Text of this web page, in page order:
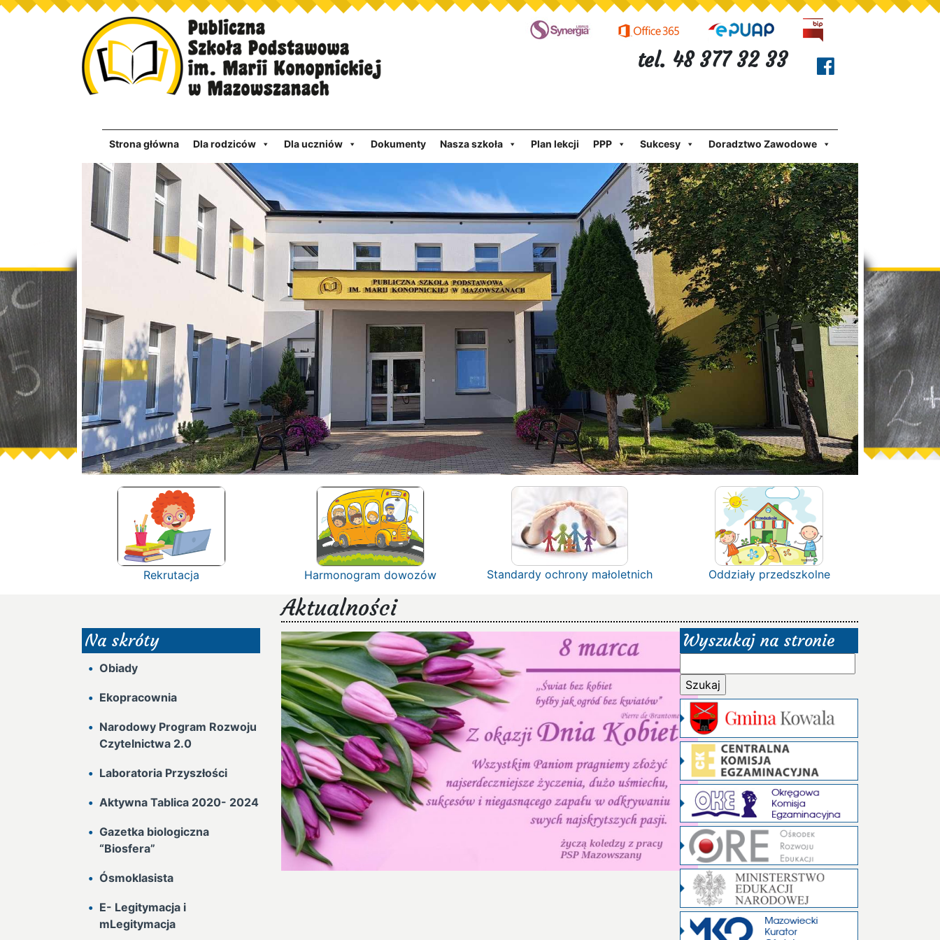
tel. 48 377 32 33
Strona główna Dla rodziców Dla uczniów Dokumenty Nasza szkoła Plan lekcji PPP Sukcesy Doradztwo Zawodowe
Rekrutacja Harmonogram dowozów Standardy ochrony małoletnich Oddziały przedszkolne
Aktualności
Na skróty
Obiady
Ekopracownia
Narodowy Program Rozwoju
Czytelnictwa 2.0
Laboratoria Przyszłości
Aktywna Tablica 2020- 2024
Gazetka biologiczna
“Biosfera”
Ósmoklasista
E- Legitymacja i
mLegitymacja
Wyszukaj na stronie